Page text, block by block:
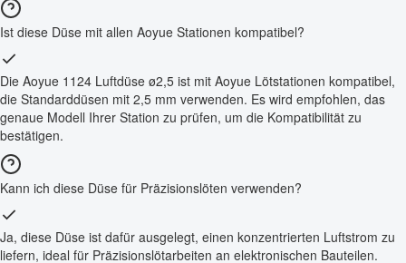
Ist diese Düse mit allen Aoyue Stationen kompatibel?
Die Aoyue 1124 Luftdüse ø2,5 ist mit Aoyue Lötstationen kompatibel,
die Standarddüsen mit 2,5 mm verwenden. Es wird empfohlen, das
genaue Modell Ihrer Station zu prüfen, um die Kompatibilität zu
bestätigen.
Kann ich diese Düse für Präzisionslöten verwenden?
Ja, diese Düse ist dafür ausgelegt, einen konzentrierten Luftstrom zu
liefern, ideal für Präzisionslötarbeiten an elektronischen Bauteilen.